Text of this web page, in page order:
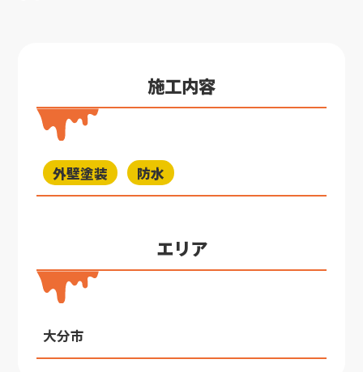
施工内容
外壁塗装 防水
エリア
大分市